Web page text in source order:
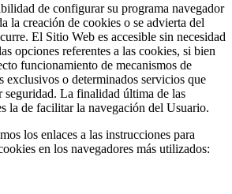
de configurar su programa navegador
la creación de cookies o se advierta del
El Sitio Web es accesible sin necesidad
opciones referentes a las cookies, si bien
funcionamiento de mecanismos de
exclusivos o determinados servicios que
seguridad. La finalidad última de las
la de facilitar la navegación del Usuario.
los enlaces a las instrucciones para
en los navegadores más utilizados: